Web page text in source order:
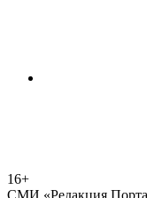
16+
СМИ «Редакция